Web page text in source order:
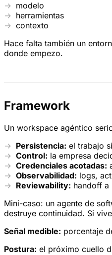
modelo
herramientas
contexto
Hace falta también un
donde empezo.
Framework
Un workspace agéntico
Persistencia: el trabajo
Control: la empresa
Credenciales acotadas:
Observabilidad: logs,
Reviewability: handoff a
Mini-caso: un agente de
destruye continuidad. Si
Señal medible: porcentaje
Postura: el próximo cuello